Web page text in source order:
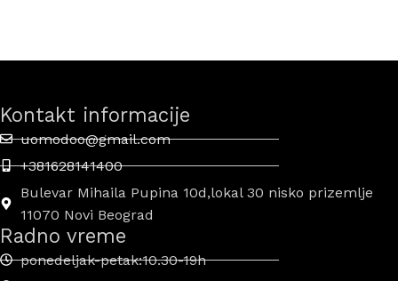
Kontakt informacije
uomodoo@gmail.com
+381628141400
Bulevar Mihaila Pupina 10d,lokal 30 nisko prizemlje
11070 Novi Beograd
Radno vreme
ponedeljak-petak:10.30-19h